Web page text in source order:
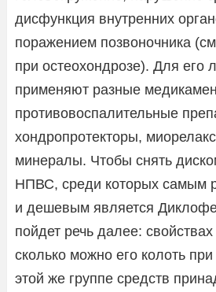
дисфункция внутренних
поражением позвоночника
при остеохондрозе). Для его
применяют разные
противовоспалительные
хондропротекторы,
минералы. Чтобы снять
НПВС, среди которых самым
и дешевым является
пойдет речь далее:
сколько можно его колоть
этой же группе средств